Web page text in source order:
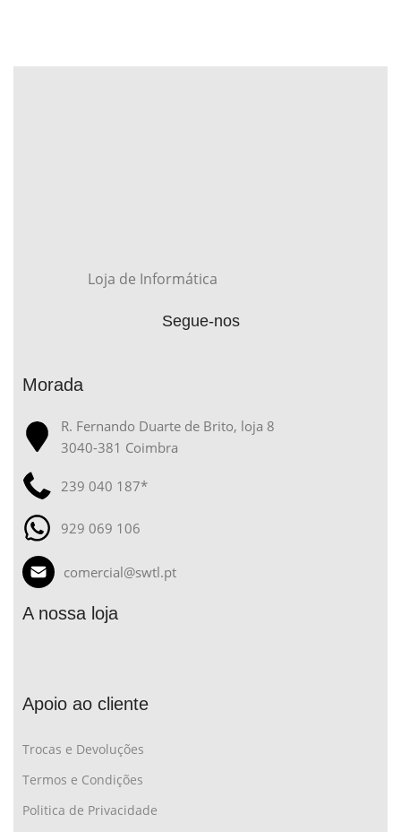
Loja de Informática
Segue-nos
Morada
R. Fernando Duarte de Brito, loja 8
3040-381 Coimbra
239 040 187*
929 069 106
comercial@swtl.pt
A nossa loja
Apoio ao cliente
Trocas e Devoluções
Termos e Condições
Politica de Privacidade